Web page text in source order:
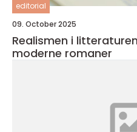
editorial
09. October 2025
Realismen i
moderne romaner